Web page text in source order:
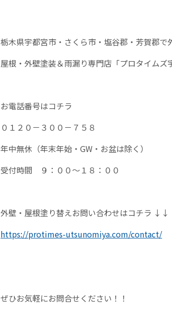
栃木県宇都宮市・さくら市・塩谷郡・芳賀郡で
屋根・外壁塗装＆雨漏り専門店「プロタイムズ
お電話番号はコチラ
０１２０－３００－７５８
年中無休（年末年始・ GW ・お盆は除く）
受付時間 ９：００～１８：００
外壁・屋根塗り替えお問い合わせはコチラ ↓↓
https://protimes-utsunomiya.com/contact/
ぜひお気軽にお問合せください！！